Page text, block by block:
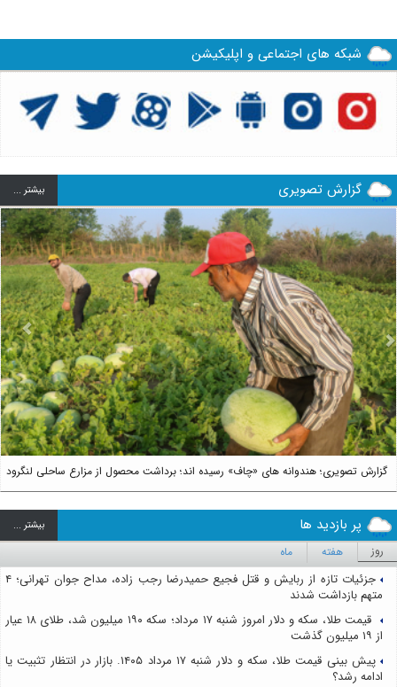
شبکه های اجتماعی و اپلیکیشن
گزارش تصویری بيشتر ...
گزارش تصویری؛ هندوانه های «چاف» رسیده اند؛ برداشت محصول از مزارع ساحلی لنگرود
Next
پر بازدید ها بيشتر ...
روز هفته ماه
جزئیات تازه از ربایش و قتل فجیع حمیدرضا رجب زاده، مداح جوان تهرانی؛ ۴
متهم بازداشت شدند
قیمت طلا، سکه و دلار امروز شنبه ۱۷ مرداد؛ سکه ۱۹۰ میلیون شد، طلای ۱۸ عیار
از ۱۹ میلیون گذشت
پیش بینی قیمت طلا، سکه و دلار شنبه ۱۷ مرداد ۱۴۰۵. بازار در انتظار تثبیت یا
ادامه رشد؟